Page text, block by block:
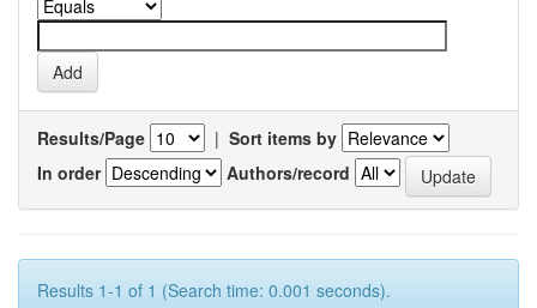
Results/Page | Sort items by
In order
Authors/record
Results 1-1 of 1 (Search time: 0.001 seconds).